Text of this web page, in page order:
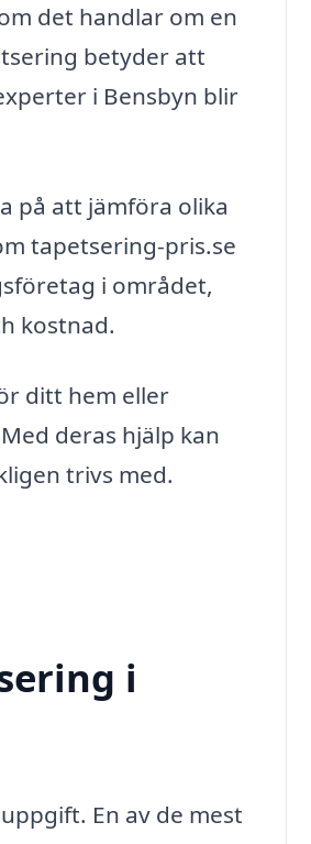
det handlar om en
betyder att
i Bensbyn blir
på att jämföra olika
tapetsering-pris.se
i området,
kostnad.
ditt hem eller
deras hjälp kan
trivs med.
i
En av de mest